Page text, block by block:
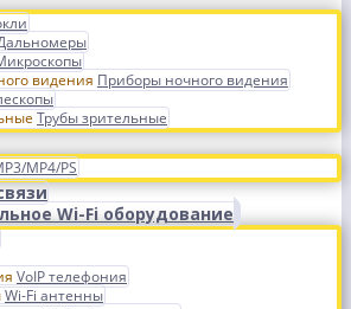
Приборы ночного видения
Трубы зрительные
MP4/PS
Wi-Fi оборудование
VoIP телефония
Wi-Fi антенны